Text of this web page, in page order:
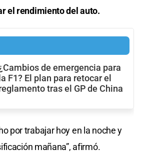
el rendimiento del auto.
de emergencia para
la F1? El plan para retocar el
tras el GP de China
por trabajar hoy en la noche y
mañana”, afirmó.